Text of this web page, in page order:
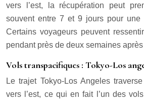
vers l’est, la récupération peut
souvent entre 7 et 9 jours pour une
Certains voyageurs peuvent
pendant près de deux semaines après
Vols transpacifiques : Tokyo-Los
Le trajet Tokyo-Los Angeles
vers l’est, ce qui en fait l’un des